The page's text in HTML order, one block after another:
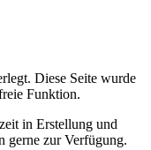
Diese Seite wurde
Funktion.
in Erstellung und
gerne zur Verfügung.